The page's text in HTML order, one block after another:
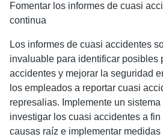
Fomentar los informes de cuasi
continua
Los informes de cuasi accidentes
invaluable para identificar posibles
accidentes y mejorar la seguridad
los empleados a reportar cuasi
represalias. Implemente un
investigar los cuasi accidentes a
causas raíz e implementar